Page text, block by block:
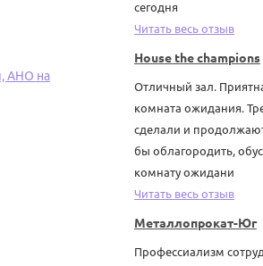
Служба
коммисаров
некоммерческая
организация
области
дорожного
сегодня
Читать весь отзыв
House the champions
Отличный зал.
комната ожидания.
сделали и
бы облагородить,
комнату ожидани
Читать весь отзыв
Металлопрокат-Юг
Профессиализм